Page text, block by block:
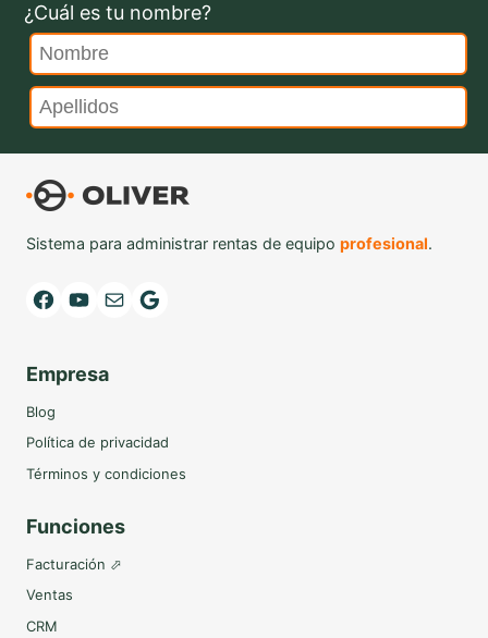
¿Cuál es tu nombre?
Sistema para administrar rentas de equipo profesional.
Facebook YouTube Mail Google
Empresa
Blog
Política de privacidad
Términos y condiciones
Funciones
Facturación ⬀
Ventas
CRM